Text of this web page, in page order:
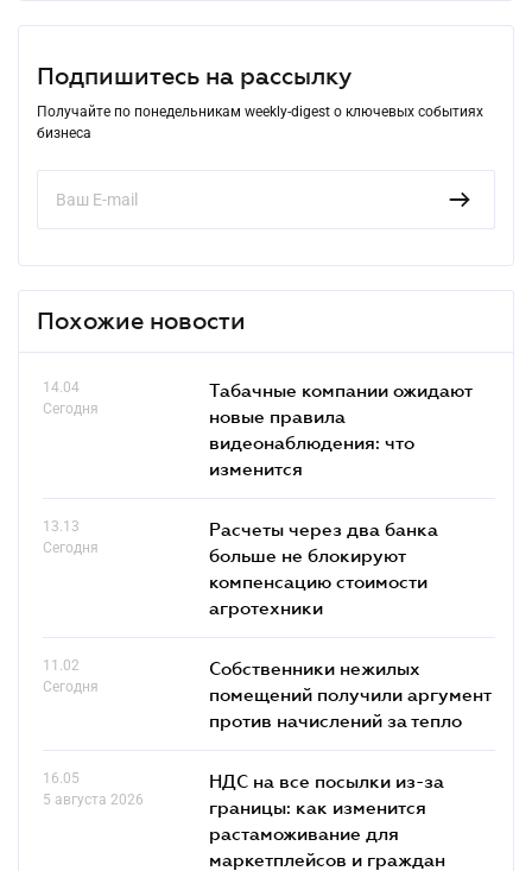
Подпишитесь на рассылку
Получайте по понедельникам weekly-digest о ключевых событиях
бизнеса
Похожие новости
14.04
Сегодня
Табачные компании ожидают
новые правила
видеонаблюдения: что
изменится
13.13
Сегодня
Расчеты через два банка
больше не блокируют
компенсацию стоимости
агротехники
11.02
Сегодня
Собственники нежилых
помещений получили аргумент
против начислений за тепло
16.05
5 августа 2026
НДС на все посылки из-за
границы: как изменится
растаможивание для
маркетплейсов и граждан